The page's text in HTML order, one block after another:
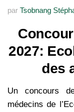
par Tsobnang
2027:
des
Un concours
médecins de